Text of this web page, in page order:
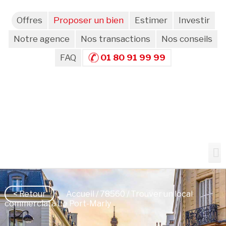
Offres Proposer un bien Estimer
Investir
Notre agence
Nos transactions
Nos conseils
FAQ
01 80 91 99 99
< Retour Accueil / 78560 / Trouver un local
commercial à Le Port-Marly